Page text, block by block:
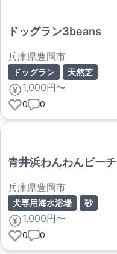
ドッグラン3beans
兵庫県豊岡市
ドッグラン 天然芝
1,000円〜
0 0
青井浜わんわんビーチ
兵庫県豊岡市
犬専用海水浴場 砂
1,000円〜
0 0